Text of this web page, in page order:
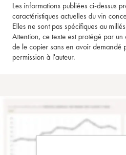
Les informations publiées ci-dessus
caractéristiques actuelles du vin
Elles ne sont pas spécifiques au
Attention, ce texte est protégé par un
de le copier sans en avoir demandé
permission à l'auteur.